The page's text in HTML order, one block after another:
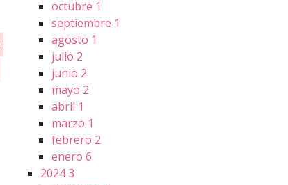
octubre 1
septiembre 1
agosto 1
julio 2
junio 2
mayo 2
abril 1
marzo 1
febrero 2
enero 6
20243